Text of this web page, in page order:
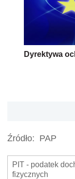
Dyrektywa
Źródło: PAP
PIT - podatek
fizycznych